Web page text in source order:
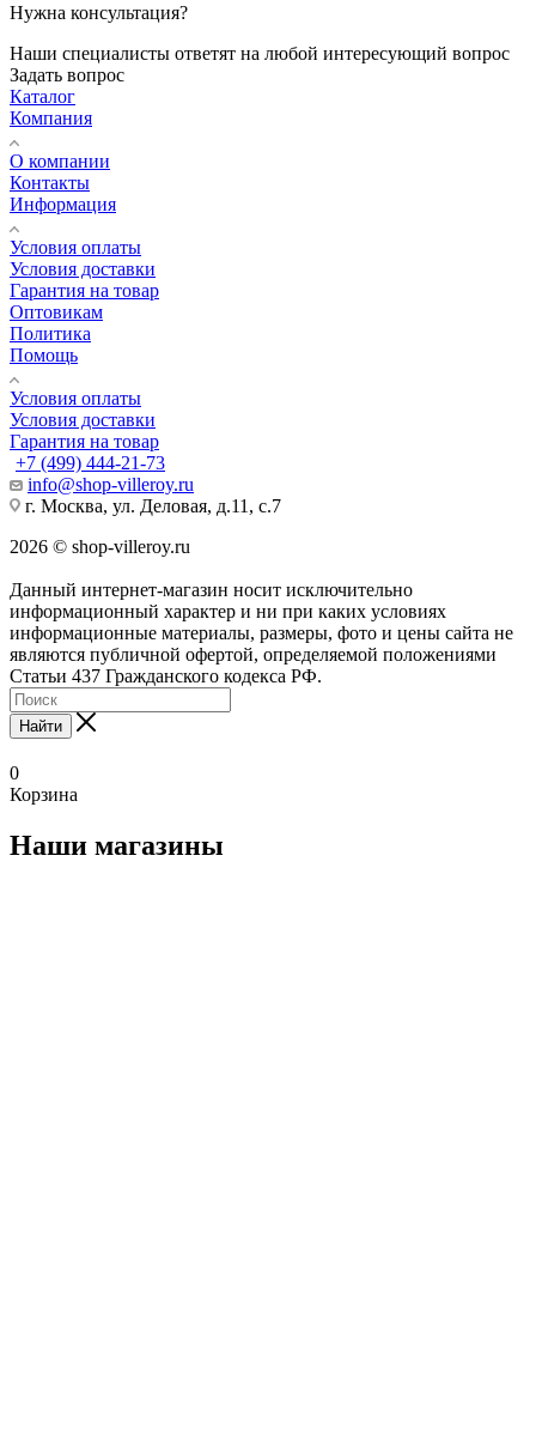
Нужна консультация?
Наши специалисты ответят на любой интересующий вопрос
Задать вопрос
Каталог
Компания
О компании
Контакты
Информация
Условия оплаты
Условия доставки
Гарантия на товар
Оптовикам
Политика
Помощь
Условия оплаты
Условия доставки
Гарантия на товар
+7 (499) 444-21-73
info@shop-villeroy.ru
г. Москва, ул. Деловая, д.11, с.7
2026 © shop-villeroy.ru
Данный интернет-магазин носит исключительно
информационный характер и ни при каких условиях
информационные материалы, размеры, фото и цены сайта не
являются публичной офертой, определяемой положениями
Статьи 437 Гражданского кодекса РФ.
Найти
0
Корзина
Наши магазины